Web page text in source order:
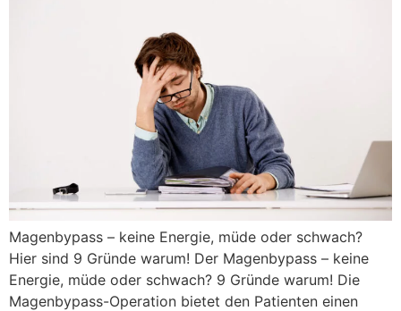
Magenbypass – keine Energie, müde oder schwach?
Hier sind 9 Gründe warum! Der Magenbypass – keine
Energie, müde oder schwach? 9 Gründe warum! Die
Magenbypass-Operation bietet den Patienten einen